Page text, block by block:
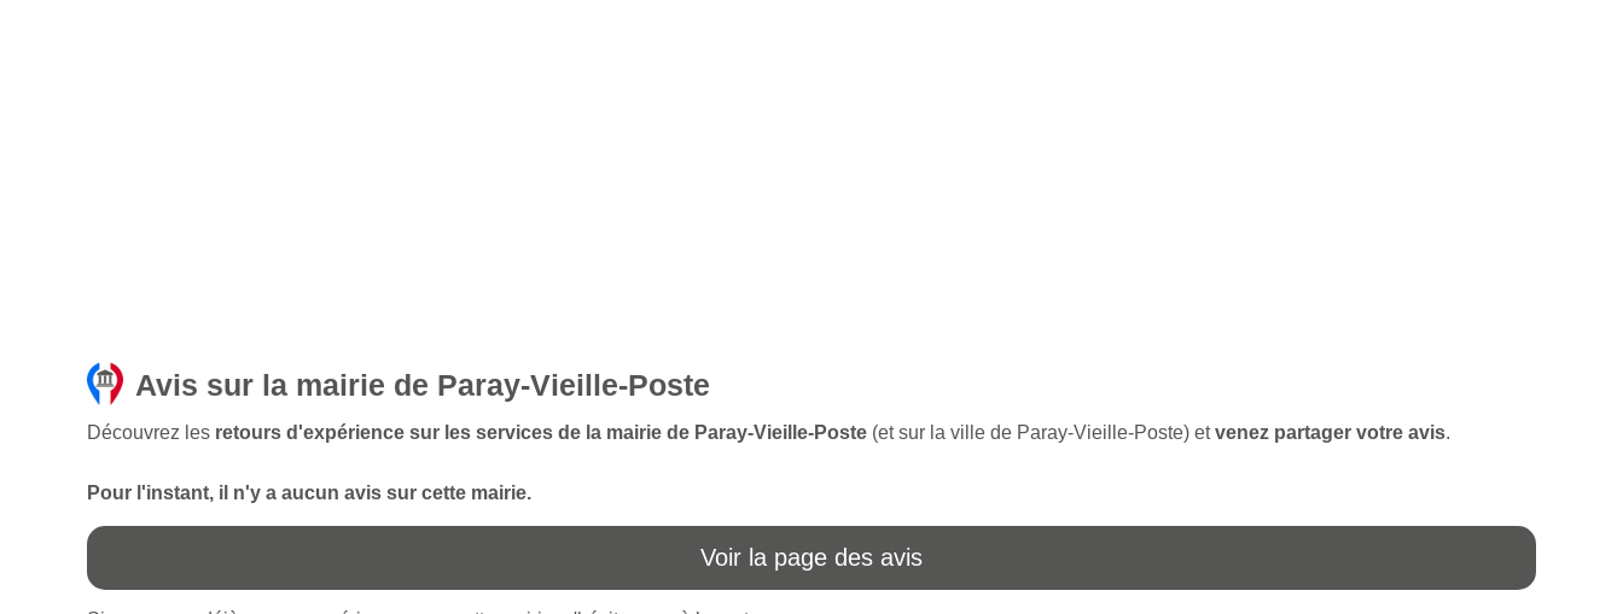
Avis sur la mairie de Paray-Vieille-Poste
Découvrez les retours d'expérience sur les services de la mairie de Paray-Vieille-Poste (et sur la ville de Paray-Vieille-Poste) etvenez partager votre avis.
Pour l'instant, il n'y a aucun avis sur cette mairie.
Voir la page des avis